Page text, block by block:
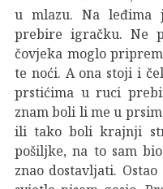
u mlazu. Na
prebire igračku. Ne
čovjeka moglo
te noći. A ona stoji i
prstićima u ruci
znam boli li me u
ili tako boli krajnji
pošiljke, na to sam
znao dostavljati.